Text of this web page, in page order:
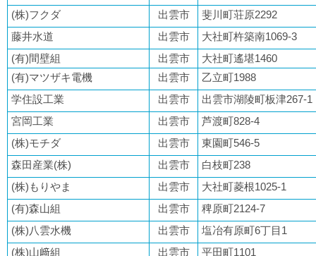
(株)フクダ
出雲市
斐川町荘原2292
藤井水道
出雲市
大社町杵築南1069-3
(有)間壁組
出雲市
大社町遙堪1460
(有)マツザキ電機
出雲市
乙立町1988
学住設工業
出雲市
出雲市湖陵町板津267‐1
宮岡工業
出雲市
芦渡町828-4
(株)モチダ
出雲市
東園町546-5
森田産業(株)
出雲市
白枝町238
(株)もりやま
出雲市
大社町菱根1025-1
(有)森山組
出雲市
稗原町2124-7
(株)八雲水機
出雲市
塩冶有原町6丁目1
(株)山﨑組
出雲市
平田町1101